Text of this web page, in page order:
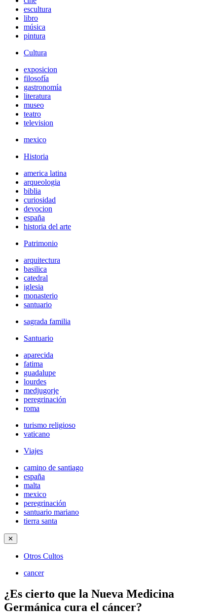
escultura
libro
música
pintura
Cultura
exposicion
filosofía
gastronomía
literatura
museo
teatro
television
mexico
Historia
america latina
arqueologia
biblia
curiosidad
devocion
españa
historia del arte
Patrimonio
arquitectura
basilica
catedral
iglesia
monasterio
santuario
sagrada familia
Santuario
aparecida
fatima
guadalupe
lourdes
medjugorje
peregrinación
roma
turismo religioso
vaticano
Viajes
camino de santiago
españa
malta
mexico
peregrinación
santuario mariano
tierra santa
✕
Otros Cultos
cancer
¿Es cierto que la Nueva Medicina
Germánica cura el cáncer?